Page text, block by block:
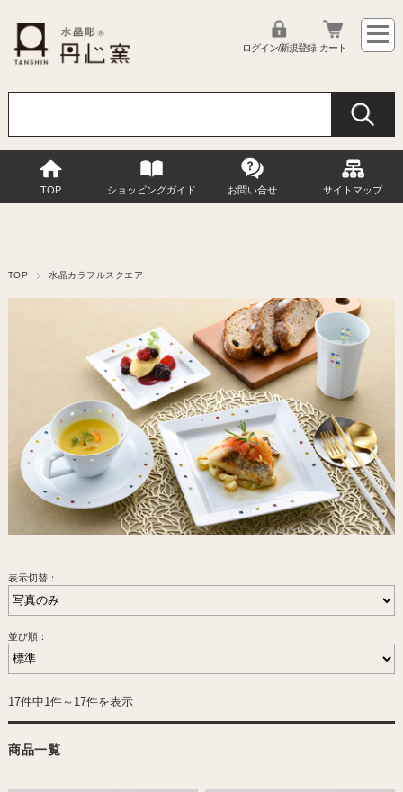
ログイン/新規登録 カート
TOP ショッピングガイド お問い合せ サイトマップ
TOP 水晶カラフルスクエア
表示切替：
並び順：
17件中1件～17件を表示
商品一覧